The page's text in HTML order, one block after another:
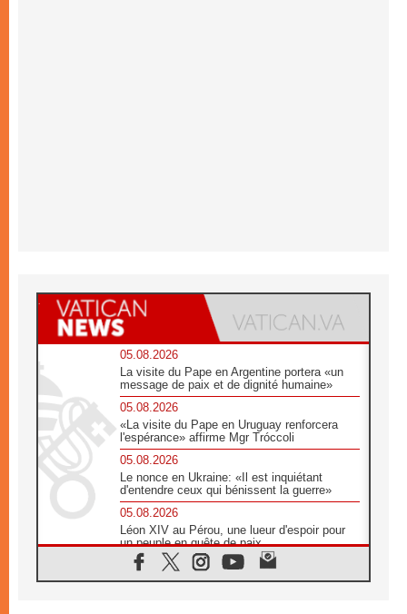
05.08.2026
La visite du Pape en Argentine portera «un
message de paix et de dignité humaine»
05.08.2026
«La visite du Pape en Uruguay renforcera
l'espérance» affirme Mgr Tróccoli
05.08.2026
Le nonce en Ukraine: «Il est inquiétant
d'entendre ceux qui bénissent la guerre»
05.08.2026
Léon XIV au Pérou, une lueur d'espoir pour
un peuple en quête de paix
05.08.2026
SCEAM: L'Église en Afrique vers